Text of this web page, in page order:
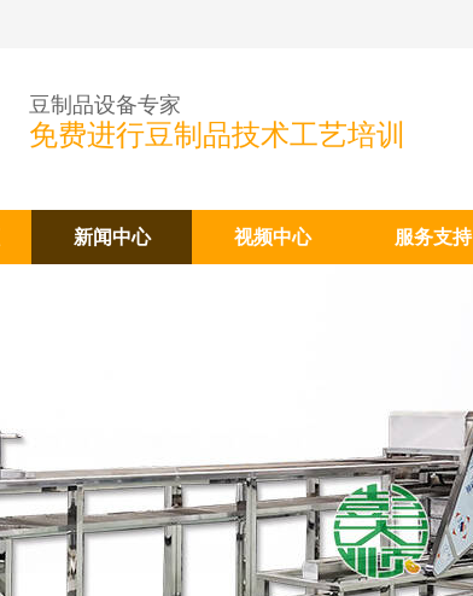
豆制品设备专家
免费进行豆制品技术工艺培训
新闻中心 视频中心 服务支持